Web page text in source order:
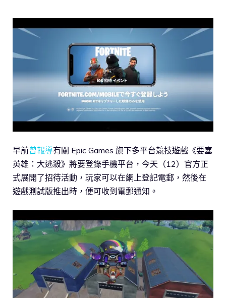
早前曾報導有關 Epic Games 旗下多平台競技遊戲《要塞
英雄：大逃殺》將要登錄手機平台，今天（12）官方正
式展開了招待活動，玩家可以在網上登記電郵，然後在
遊戲測試版推出時，便可收到電郵通知。